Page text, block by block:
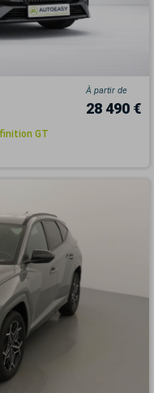
À partir de
28 490 €
GT